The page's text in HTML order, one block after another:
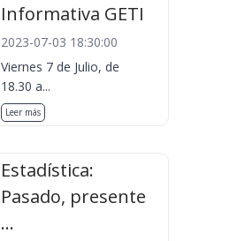
Informativa GETI
2023-07-03 18:30:00
Viernes 7 de Julio, de
18.30 a...
Leer más
Estadística:
Pasado, presente
...